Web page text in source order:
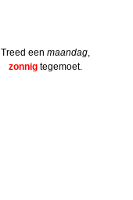
Treed een maandag,
zonnigtegemoet.